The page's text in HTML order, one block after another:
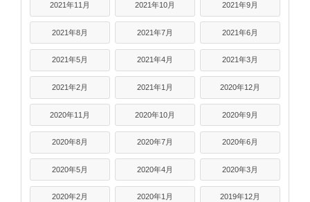
2021年11月 2021年10月 2021年9月
2021年8月 2021年7月 2021年6月
2021年5月 2021年4月 2021年3月
2021年2月 2021年1月 2020年12月
2020年11月 2020年10月 2020年9月
2020年8月 2020年7月 2020年6月
2020年5月 2020年4月 2020年3月
2020年2月 2020年1月 2019年12月